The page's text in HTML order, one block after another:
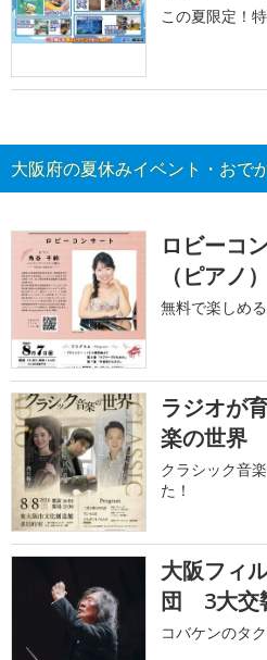
この夏限定！
大阪府の夏休みイベント・おで
ロビーコ
（ピアノ）
無料で楽しめ
ラジオが
楽の世界
クラシック音
た！
大阪フィ
団 3大交
コバケンのタ